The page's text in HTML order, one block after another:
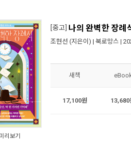
미리보기
[중고] 나의 완벽한 장례
조현선 (지은이) | 북로망스 |
새책
17,100원 13,680